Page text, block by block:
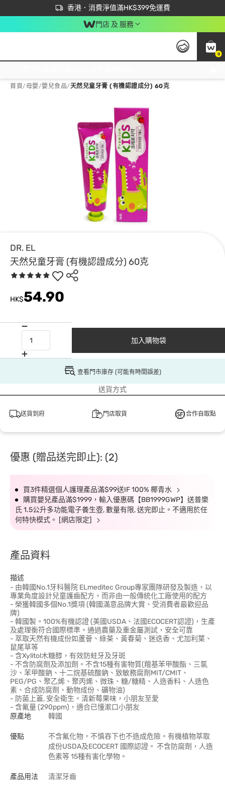
香港．消費淨值滿HK$399免運費
立即成為易賞錢會員盡享獨家優惠
首次APP下單買滿$450 輸入 NEWAPP 即減$50
門店 及 服務
0
首頁/母嬰/嬰兒食品/天然兒童牙膏 (有機認證成分) 60克
DR. EL
天然兒童牙膏 (有機認證成分) 60克
HK$54.90
加入購物袋
查看門市庫存 (可能有時間誤差)
送貨方式
送貨到府 門店取貨 合作自取點
優惠 (贈品送完即止): (2)
買3件精選個人護理產品滿$99送IF 100% 椰青水
購買嬰兒產品滿$1999，輸入優惠碼【BB1999GWP】送普樂
氏 1.5公升多功能電子養生壺, 數量有限, 送完即止。不適用於任
何特快模式。 [網店限定]
產品資料
描述
- 由韓國No.1牙科醫院 ELmeditec Group專家團隊研發及製造，以
專業角度設計兒童護齒配方，而非由一般傳統化工廠使用的配方
- 榮獲韓國多個No.1獎項 (韓國滿意品牌大賞、受消費者最歡迎品
牌)
- 韓國製。100%有機認證 (美國USDA、法國ECOCERT認證)，生產
及處理衡符合國際標準。通過農藥及重金屬測試，安全可靠
- 萃取天然有機成份如蘆薈、綠茶、黃春菊、迷迭香、尤加利葉、
鼠尾草等
- 含Xylitol木糖醇，有效防蛀牙及牙斑
- 不含防腐劑及添加劑。不含15種有害物質(羶基苯甲酸酯、三氯
沙、苯甲酸鈉、十二烷基硫酸鈉、致敏務腐劑MIT/CMIT、
PEG/PG、聚乙烯、聚丙烯、微珠、糖/糖精、人造香料、人造色
素、合成防腐劑、動物成份、礦物油)
- 防菌上蓋, 安全衛生。清新莓果味，小朋友至愛
- 含氟量 (290ppm)，適合已懂漱口小朋友
原產地
韓國
優點
不含氟化物，不慎吞下也不造成危險。有機植物萃取
成份USDA及ECOCERT 國際認證。 不含防腐劑，人造
色素等 15種有害化學物。
產品用法 清潔牙齒